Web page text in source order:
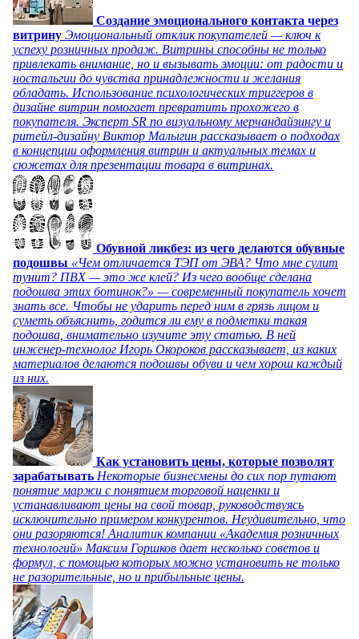
Создание эмоционального контакта через
витрину Эмоциональный отклик покупателей — ключ к
успеху розничных продаж. Витрины способны не только
привлекать внимание, но и вызывать эмоции: от радости и
ностальгии до чувства принадлежности и желания
обладать. Использование психологических триггеров в
дизайне витрин помогает превратить прохожего в
покупателя. Эксперт SR по визуальному мерчандайзингу и
ритейл-дизайну Виктор Малыгин рассказывает о подходах
в концепции оформления витрин и актуальных темах и
сюжетах для презентации товара в витринах.
Обувной ликбез: из чего делаются обувные
подошвы «Чем отличается ТЭП от ЭВА? Что мне сулит
тунит? ПВХ — это же клей? Из чего вообще сделана
подошва этих ботинок?» — современный покупатель хочет
знать все. Чтобы не ударить перед ним в грязь лицом и
суметь объяснить, годится ли ему в подметки такая
подошва, внимательно изучите эту статью. В ней
инженер-технолог Игорь Окороков рассказывает, из каких
материалов делаются подошвы обуви и чем хорош каждый
из них.
Как установить цены, которые позволят
зарабатывать Некоторые бизнесмены до сих пор путают
понятие маржи с понятием торговой наценки и
устанавливают цены на свой товар, руководствуясь
исключительно примером конкурентов. Неудивительно, что
они разоряются! Аналитик компании «Академия розничных
технологий» Максим Горшков дает несколько советов и
формул, с помощью которых можно установить не только
не разорительные, но и прибыльные цены.